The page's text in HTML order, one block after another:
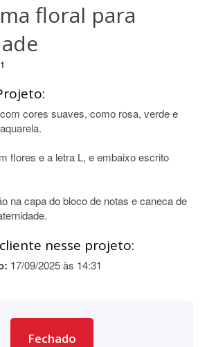
floral para
cores suaves, como rosa, verde e
flores e a letra L, e embaixo escrito
na capa do bloco de notas e caneca de
nesse projeto:
17/09/2025 às 14:31
Fechado